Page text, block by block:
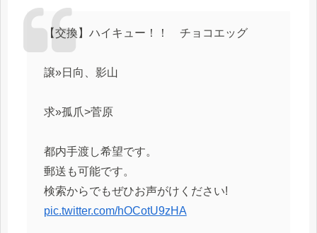
【交換】ハイキュー！！ チョコエッグ
譲»日向、影山
求»孤爪>菅原
都内手渡し希望です。
郵送も可能です。
検索からでもぜひお声がけください!
pic.twitter.com/hOCotU9zHA